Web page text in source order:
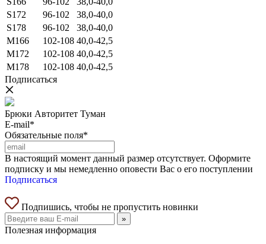
S172
96-102
38,0-40,0
S178
96-102
38,0-40,0
M166
102-108 40,0-42,5
M172
102-108 40,0-42,5
M178
102-108 40,0-42,5
Подписаться
Брюки Авторитет Туман
E-mail*
Обязательные поля*
В настоящий момент данный размер отсутствует. Оформите
подписку и мы немедленно оповести Вас о его поступлении
Подписаться
Подпишись, чтобы не пропустить новинки
»
Полезная информация